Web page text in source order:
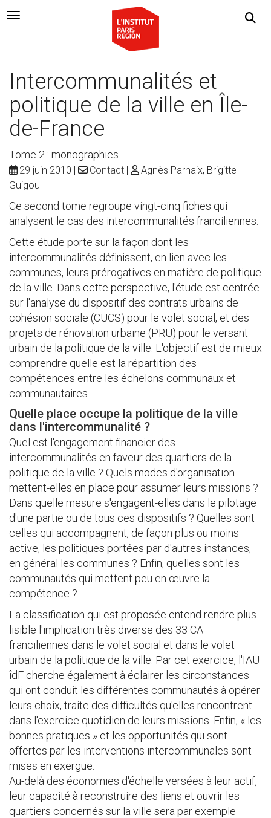
Navigation Toggle
Intercommunalités et
politique de la ville en Île-
de-France
Tome 2 : monographies
29 juin 2010 Contact
Agnès Parnaix, Brigitte
Guigou
Ce second tome regroupe vingt-cinq fiches qui
analysent le cas des intercommunalités franciliennes.
Cette étude porte sur la façon dont les
intercommunalités définissent, en lien avec les
communes, leurs prérogatives en matière de politique
de la ville. Dans cette perspective, l'étude est centrée
sur l'analyse du dispositif des contrats urbains de
cohésion sociale (CUCS) pour le volet social, et des
projets de rénovation urbaine (PRU) pour le versant
urbain de la politique de la ville. L'objectif est de mieux
comprendre quelle est la répartition des
compétences entre les échelons communaux et
communautaires.
Quelle place occupe la politique de la ville
dans l'intercommunalité ?
Quel est l'engagement financier des
intercommunalités en faveur des quartiers de la
politique de la ville ? Quels modes d'organisation
mettent-elles en place pour assumer leurs missions ?
Dans quelle mesure s'engagent-elles dans le pilotage
d'une partie ou de tous ces dispositifs ? Quelles sont
celles qui accompagnent, de façon plus ou moins
active, les politiques portées par d'autres instances,
en général les communes ? Enfin, quelles sont les
communautés qui mettent peu en œuvre la
compétence ?
La classification qui est proposée entend rendre plus
lisible l'implication très diverse des 33 CA
franciliennes dans le volet social et dans le volet
urbain de la politique de la ville. Par cet exercice, l'IAU
îdF cherche également à éclairer les circonstances
qui ont conduit les différentes communautés à opérer
leurs choix, traite des difficultés qu'elles rencontrent
dans l'exercice quotidien de leurs missions. Enfin, « les
bonnes pratiques » et les opportunités qui sont
offertes par les interventions intercommunales sont
mises en exergue.
Au-delà des économies d'échelle versées à leur actif,
leur capacité à reconstruire des liens et ouvrir les
quartiers concernés sur la ville sera par exemple